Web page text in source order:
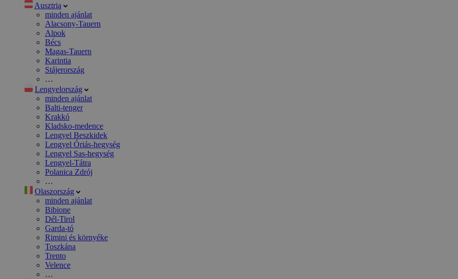
Ausztria
minden ajánlat
Alacsony-Tauern
Alpok
Bécs
Magas-Tauern
Karintia
Stájerország
…
Lengyelország
minden ajánlat
Balti-tenger
Krakkó
Kladsko-medence
Lengyel Beszkidek
Lengyel Óriás-hegység
Lengyel Sas-hegység
Lengyel-Tátra
Polanica Zdrój
…
Olaszország
minden ajánlat
Bibione
Dél-Tirol
Garda-tó
Rimini és környéke
Toszkána
Trento
Velence
…